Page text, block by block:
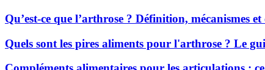
Qu’est-ce que l’arthrose ? Définition, mécanismes
Quels sont les pires aliments pour l'arthrose ? Le